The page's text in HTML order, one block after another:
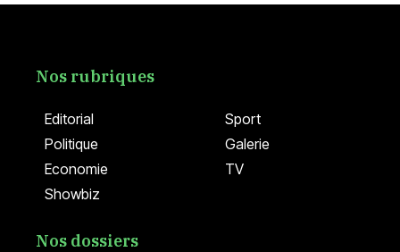
Editorial
Politique
Economie
Showbiz
Sport
Galerie
TV
Nos rubriques
Nos dossiers